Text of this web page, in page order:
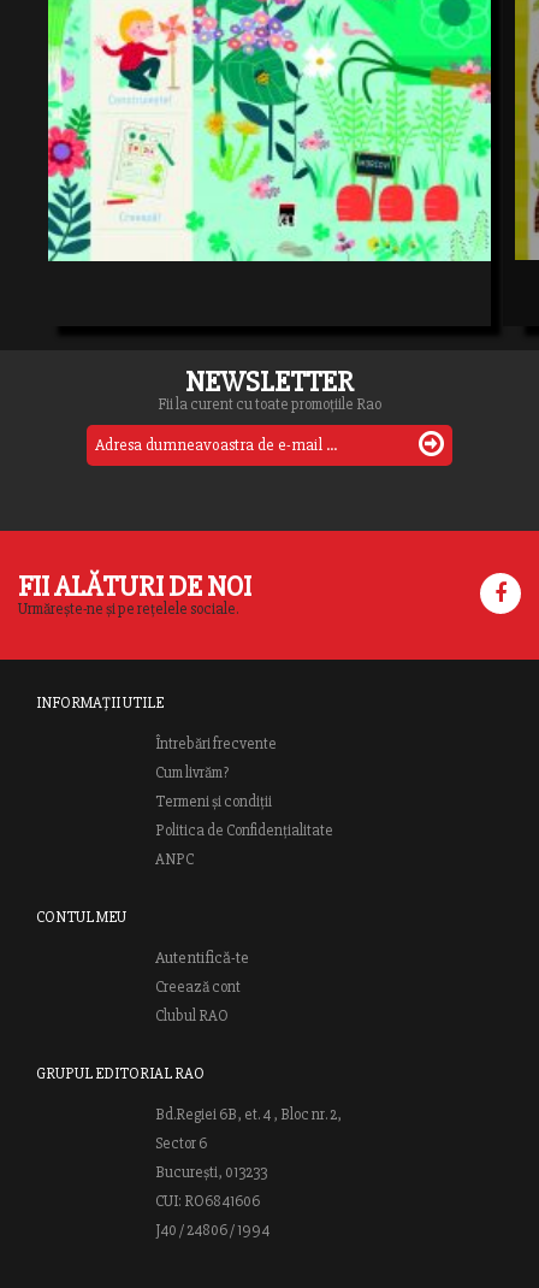
NEWSLETTER
Fii la curent cu toate promoțiile Rao
FII ALĂTURI DE NOI
Urmărește-ne și pe rețelele sociale.
INFORMAȚII UTILE
Întrebări frecvente
Cum livrăm?
Termeni și condiții
Politica de Confidențialitate
ANPC
CONTUL MEU
Autentifică-te
Creează cont
Clubul RAO
GRUPUL EDITORIAL RAO
Bd.Regiei 6B, et. 4 , Bloc nr. 2,
Sector 6
București, 013233
CUI: RO6841606
J40 / 24806 / 1994